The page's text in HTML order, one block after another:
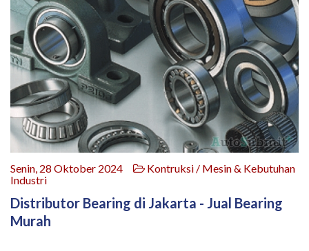
Senin, 28 Oktober 2024
Kontruksi / Mesin & Kebutuhan
Industri
Distributor Bearing di Jakarta - Jual Bearing
Murah